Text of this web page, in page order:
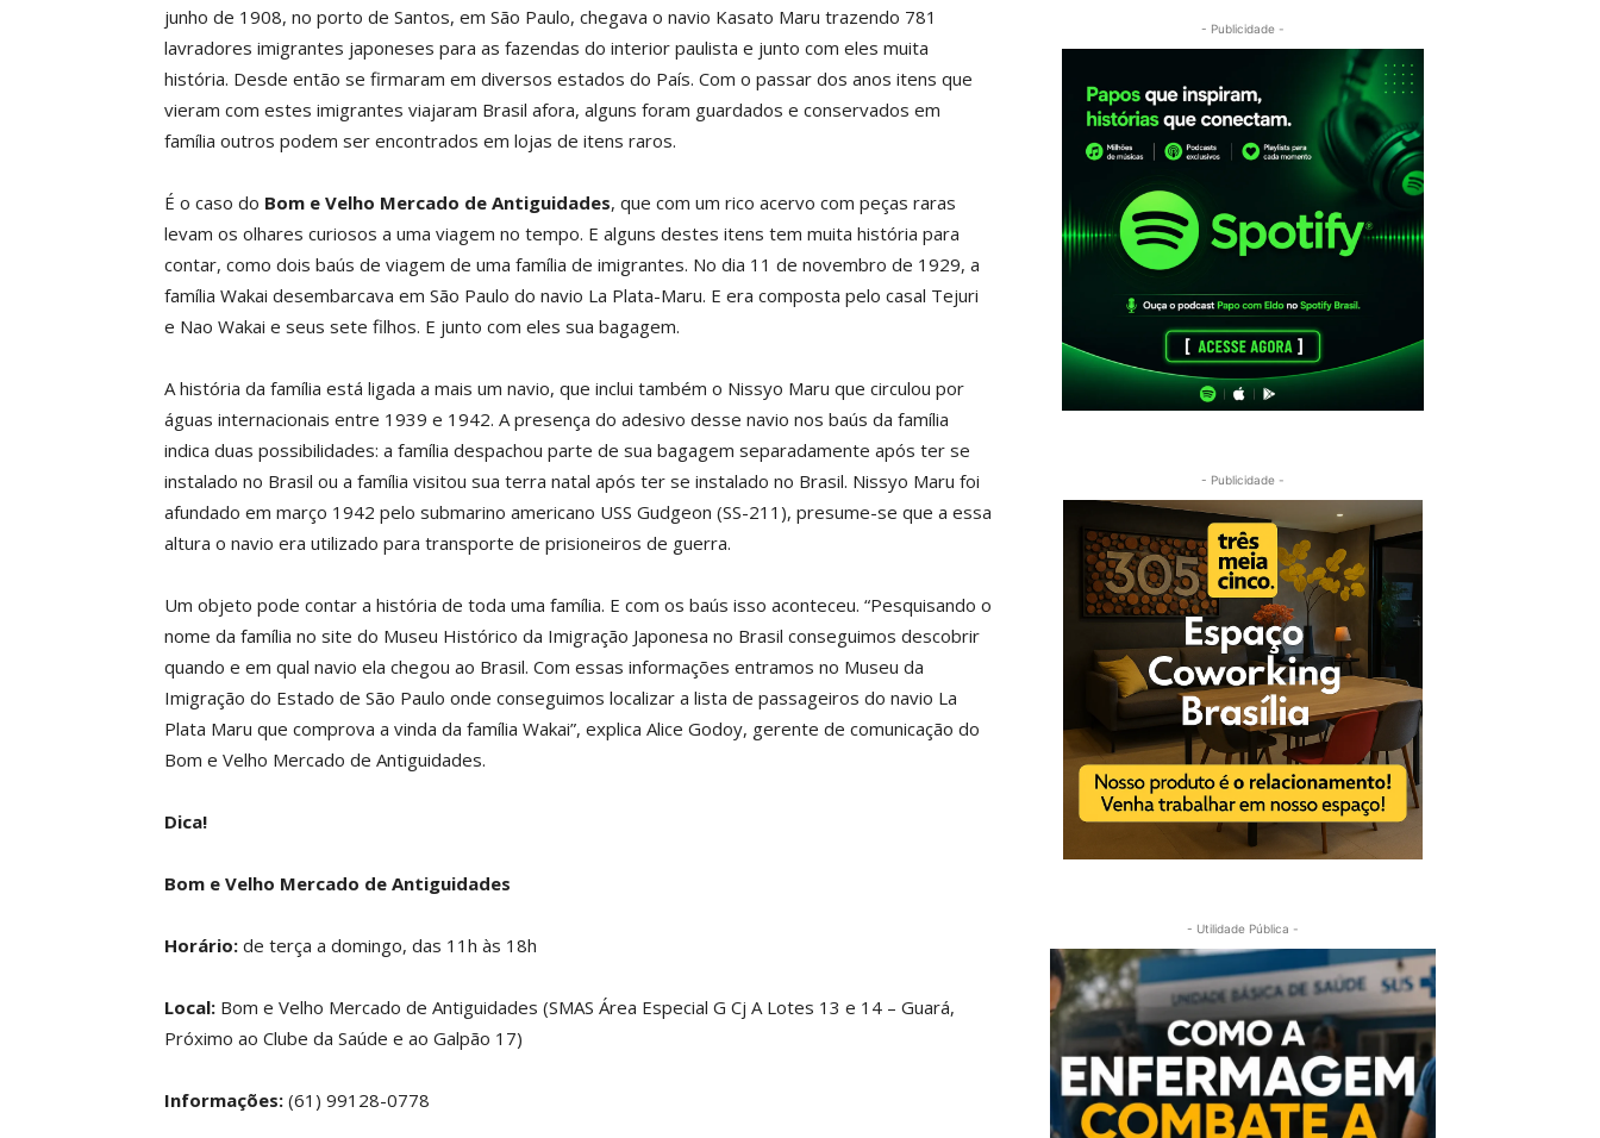
junho de 1908, no porto de Santos, em São Paulo, chegava o navio Kasato Maru trazendo 781
lavradores imigrantes japoneses para as fazendas do interior paulista e junto com eles muita
história. Desde então se firmaram em diversos estados do País. Com o passar dos anos itens que
vieram com estes imigrantes viajaram Brasil afora, alguns foram guardados e conservados em
família outros podem ser encontrados em lojas de itens raros.
É o caso do Bom e Velho Mercado de Antiguidades, que com um rico acervo com peças raras
levam os olhares curiosos a uma viagem no tempo. E alguns destes itens tem muita história para
contar, como dois baús de viagem de uma família de imigrantes. No dia 11 de novembro de 1929, a
família Wakai desembarcava em São Paulo do navio La Plata-Maru. E era composta pelo casal Tejuri
e Nao Wakai e seus sete filhos. E junto com eles sua bagagem.
A história da família está ligada a mais um navio, que inclui também o Nissyo Maru que circulou por
águas internacionais entre 1939 e 1942. A presença do adesivo desse navio nos baús da família
indica duas possibilidades: a família despachou parte de sua bagagem separadamente após ter se
instalado no Brasil ou a família visitou sua terra natal após ter se instalado no Brasil. Nissyo Maru foi
afundado em março 1942 pelo submarino americano USS Gudgeon (SS-211), presume-se que a essa
altura o navio era utilizado para transporte de prisioneiros de guerra.
Um objeto pode contar a história de toda uma família. E com os baús isso aconteceu. “Pesquisando o
nome da família no site do Museu Histórico da Imigração Japonesa no Brasil conseguimos descobrir
quando e em qual navio ela chegou ao Brasil. Com essas informações entramos no Museu da
Imigração do Estado de São Paulo onde conseguimos localizar a lista de passageiros do navio La
Plata Maru que comprova a vinda da família Wakai”, explica Alice Godoy, gerente de comunicação do
Bom e Velho Mercado de Antiguidades.
Dica!
Bom e Velho Mercado de Antiguidades
Horário: de terça a domingo, das 11h às 18h
Local: Bom e Velho Mercado de Antiguidades (SMAS Área Especial G Cj A Lotes 13 e 14 – Guará,
Próximo ao Clube da Saúde e ao Galpão 17)
Informações: (61) 99128-0778
- Publicidade -
- Publicidade -
- Utilidade Pública -